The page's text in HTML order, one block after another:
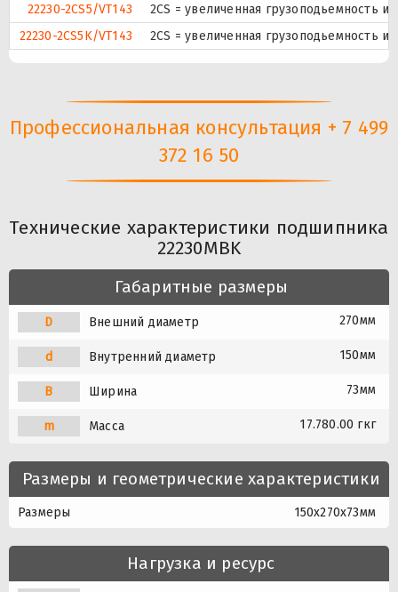
22230-2CS5/VT143
2CS = увеличенная грузоподьемность
22230-2CS5K/VT143
2CS = увеличенная грузоподьемность
Профессиональная консультация + 7 499
372 16 50
Технические характеристики подшипника
22230MBK
Габаритные размеры
D Внешний диаметр 270мм
d Внутренний диаметр 150мм
B Ширина 73мм
m Масса 17.780.00 гкг
Размеры и геометрические характеристики
Размеры 150x270x73мм
Нагрузка и ресурс